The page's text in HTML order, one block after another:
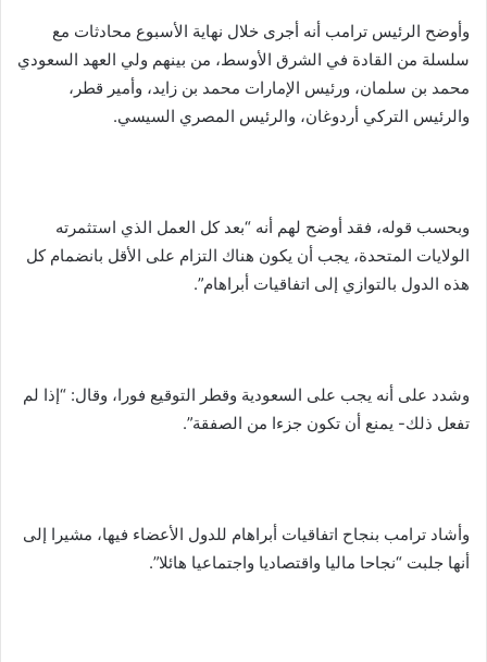
وأوضح الرئيس ترامب أنه أجرى خلال نهاية الأسبوع محادثات مع
سلسلة من القادة في الشرق الأوسط، من بينهم ولي العهد السعودي
محمد بن سلمان، ورئيس الإمارات محمد بن زايد، وأمير قطر،
والرئيس التركي أردوغان، والرئيس المصري السيسي.
وبحسب قوله، فقد أوضح لهم أنه “بعد كل العمل الذي استثمرته
الولايات المتحدة، يجب أن يكون هناك التزام على الأقل بانضمام كل
هذه الدول بالتوازي إلى اتفاقيات أبراهام”.
وشدد على أنه يجب على السعودية وقطر التوقيع فورا، وقال: “إذا لم
تفعل ذلك- يمنع أن تكون جزءا من الصفقة”.
وأشاد ترامب بنجاح اتفاقيات أبراهام للدول الأعضاء فيها، مشيرا إلى
أنها جلبت “نجاحا ماليا واقتصاديا واجتماعيا هائلا”.